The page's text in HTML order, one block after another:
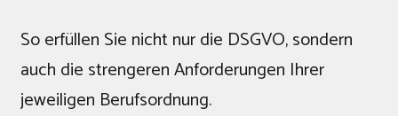
So erfüllen Sie nicht nur die DSGVO, sondern
auch die strengeren Anforderungen Ihrer
jeweiligen Berufsordnung.